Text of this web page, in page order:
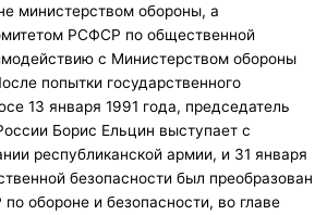
министерством обороны, а
РСФСР по общественной
с Министерством обороны
попытки государственного
13 января 1991 года, председатель
Борис Ельцин выступает с
республиканской армии, и 31 января
безопасности был преобразован
обороне и безопасности, во главе